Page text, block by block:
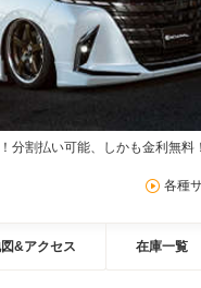
分割払い可能、しかも金利無料！
各種
&アクセス 在庫一覧